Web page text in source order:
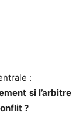
:
si l’arbitre
?